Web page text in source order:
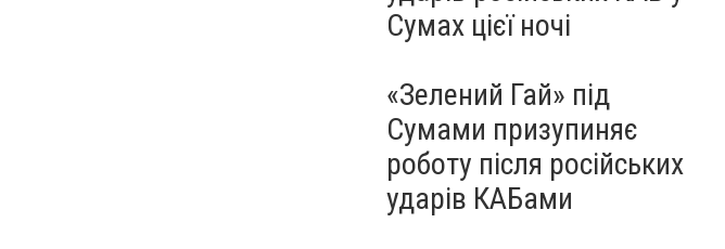
Сумах цієї ночі
«Зелений Гай» під
Сумами призупиняє
роботу після російських
ударів КАБами